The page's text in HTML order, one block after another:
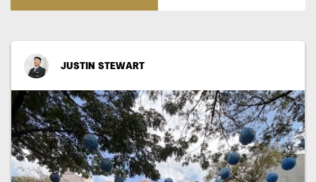
JUSTIN STEWART